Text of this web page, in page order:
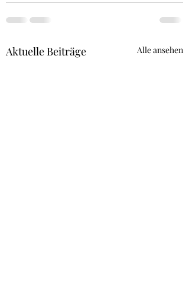
Aktuelle Beiträge Alle ansehen